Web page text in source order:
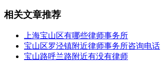
相关文章推荐
上海宝山区有哪些律师事务所
宝山区罗泾镇附近律师事务所咨询电话
宝山路呼兰路附近有没有律师